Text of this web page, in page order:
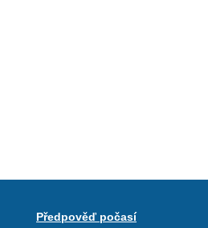
Předpověď počasí